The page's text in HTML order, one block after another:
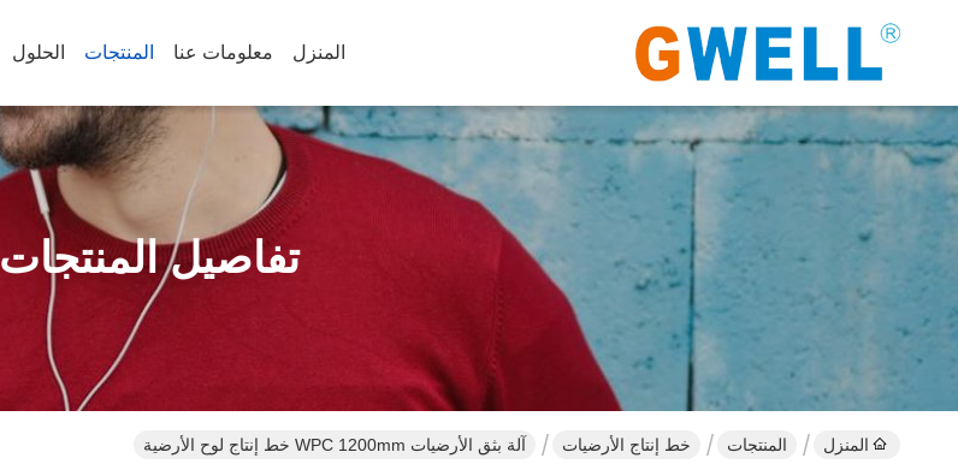
المنزل معلومات عنا المنتجات الحلول
تفاصيل المنتجات
المنزل المنتجات خط إنتاج الأرضيات آلة بثق الأرضيات WPC 1200mm خط إنتاج لوح الأرضية